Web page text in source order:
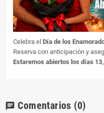
Celebra el Día de los
Reserva con anticipación y
Estaremos abiertos los días
chat Comentarios (0)